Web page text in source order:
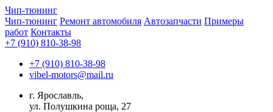
Чип-тюнинг
Чип-тюнинг Ремонт автомобиля Автозапчасти Примеры
работ Контакты
+7 (910) 810-38-98
+7 (910) 810-38-98
vibel-motors@mail.ru
г. Ярославль,
ул. Полушкина роща, 27